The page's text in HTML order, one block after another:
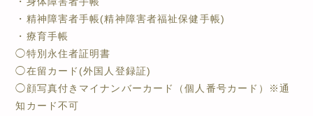
・精神障害者手帳(精神障害者福祉保健手帳)
・療育手帳
◯特別永住者証明書
◯在留カード(外国人登録証)
◯顔写真付きマイナンバーカード（個人番号カード）※通
知カード不可